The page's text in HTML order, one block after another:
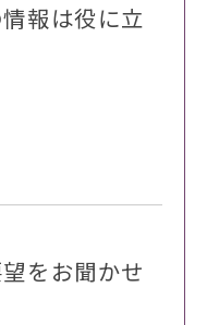
報は役に立
をお聞かせ